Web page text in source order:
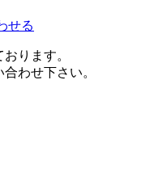
せる
ります。
わせ下さい。